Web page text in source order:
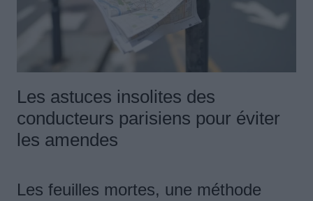
Les astuces insolites des
conducteurs parisiens pour éviter
les amendes
Les feuilles mortes, une méthode